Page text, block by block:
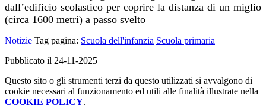
dall’edificio scolastico per coprire la distanza di un miglio
(circa 1600 metri) a passo svelto
Notizie Tag pagina: Scuola dell'infanzia Scuola primaria
Pubblicato il 24-11-2025
Questo sito o gli strumenti terzi da questo utilizzati si avvalgono di
cookie necessari al funzionamento ed utili alle finalità illustrate nella
COOKIE POLICY.